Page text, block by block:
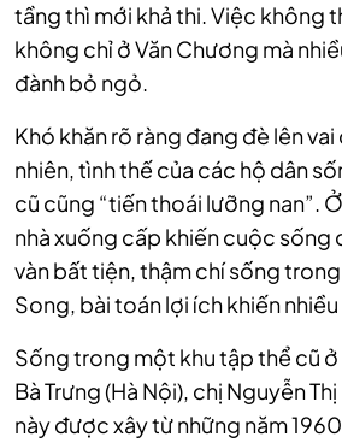
tầng thì mới khả thi. Việc không
không chỉ ở Văn Chương mà
đành bỏ ngỏ.
Khó khăn rõ ràng đang đè lên
nhiên, tình thế của các hộ dân
cũ cũng “tiến thoái lưỡng nan”.
nhà xuống cấp khiến cuộc sống
vàn bất tiện, thậm chí sống
Song, bài toán lợi ích khiến
Sống trong một khu tập thể cũ ở
Bà Trưng (Hà Nội), chị Nguyễn
này được xây từ những năm